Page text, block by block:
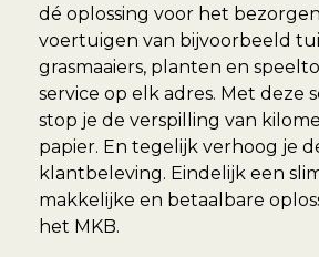
dé oplossing voor het
voertuigen van bijvoorbeeld
grasmaaiers, planten en
service op elk adres. Met deze
stop je de verspilling van
papier. En tegelijk verhoog je
klantbeleving. Eindelijk een
makkelijke en betaalbare
het MKB.